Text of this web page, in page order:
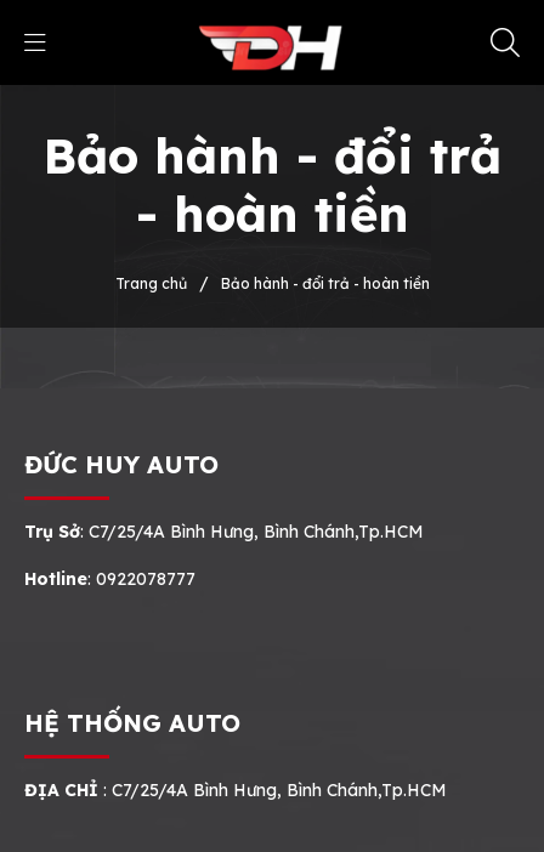
Bảo hành - đổi trả
- hoàn tiền
Trang chủ / Bảo hành - đổi trả - hoàn tiền
ĐỨC HUY AUTO
Trụ Sở: C7/25/4A Bình Hưng, Bình Chánh,Tp.HCM
Hotline: 0922078777
HỆ THỐNG AUTO
ĐỊA CHỈ : C7/25/4A Bình Hưng, Bình Chánh,Tp.HCM